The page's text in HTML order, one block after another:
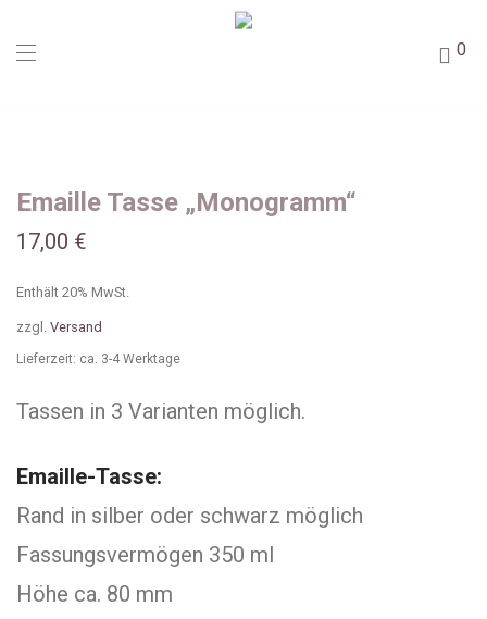
0
Emaille Tasse „Monogramm“
17,00 €
Enthält 20% MwSt.
zzgl. Versand
Lieferzeit: ca. 3-4 Werktage
Tassen in 3 Varianten möglich.
Emaille-Tasse:
Rand in silber oder schwarz möglich
Fassungsvermögen 350 ml
Höhe ca. 80 mm